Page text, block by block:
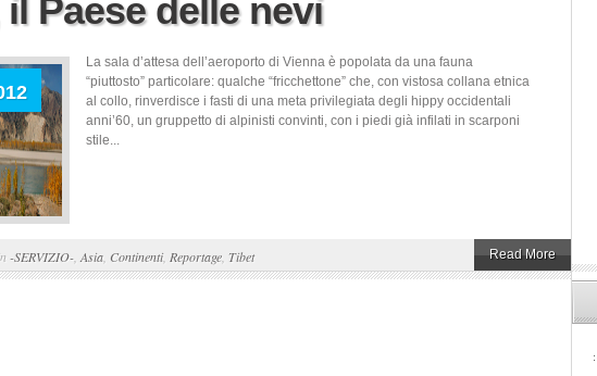
Paese delle nevi
La sala d’attesa dell’aeroporto di Vienna è popolata da una fauna
“piuttosto” particolare: qualche “fricchettone” che, con vistosa collana etnica
al collo, rinverdisce i fasti di una meta privilegiata degli hippy occidentali
anni’60, un gruppetto di alpinisti convinti, con i piedi già infilati in scarponi
stile...
-SERVIZIO- Asia Continenti, Reportage Tibet Read More